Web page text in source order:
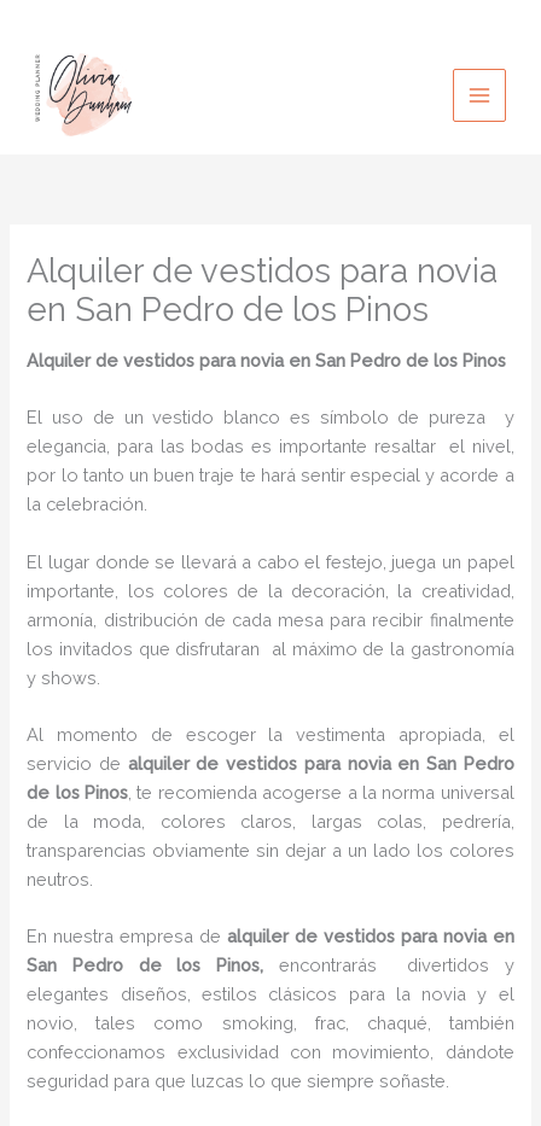
contenido
Alquiler de vestidos para novia
en San Pedro de los Pinos
Alquiler de vestidos para novia en San Pedro de los Pinos
El uso de un vestido blanco es símbolo de pureza y
elegancia, para las bodas es importante resaltar el nivel,
por lo tanto un buen traje te hará sentir especial y acorde a
la celebración.
El lugar donde se llevará a cabo el festejo, juega un papel
importante, los colores de la decoración, la creatividad,
armonía, distribución de cada mesa para recibir finalmente
los invitados que disfrutaran al máximo de la gastronomía
y shows.
Al momento de escoger la vestimenta apropiada, el
servicio de alquiler de vestidos para novia en San Pedro
de los Pinos , te recomienda acogerse a la norma universal
de la moda, colores claros, largas colas, pedrería,
transparencias obviamente sin dejar a un lado los colores
neutros.
En nuestra empresa dealquiler de vestidos para novia en
San Pedro de los Pinos, encontrarás
divertidos y
elegantes diseños, estilos clásicos para la novia y el
novio, tales como smoking, frac, chaqué, también
confeccionamos exclusividad con movimiento, dándote
seguridad para que luzcas lo que siempre soñaste.